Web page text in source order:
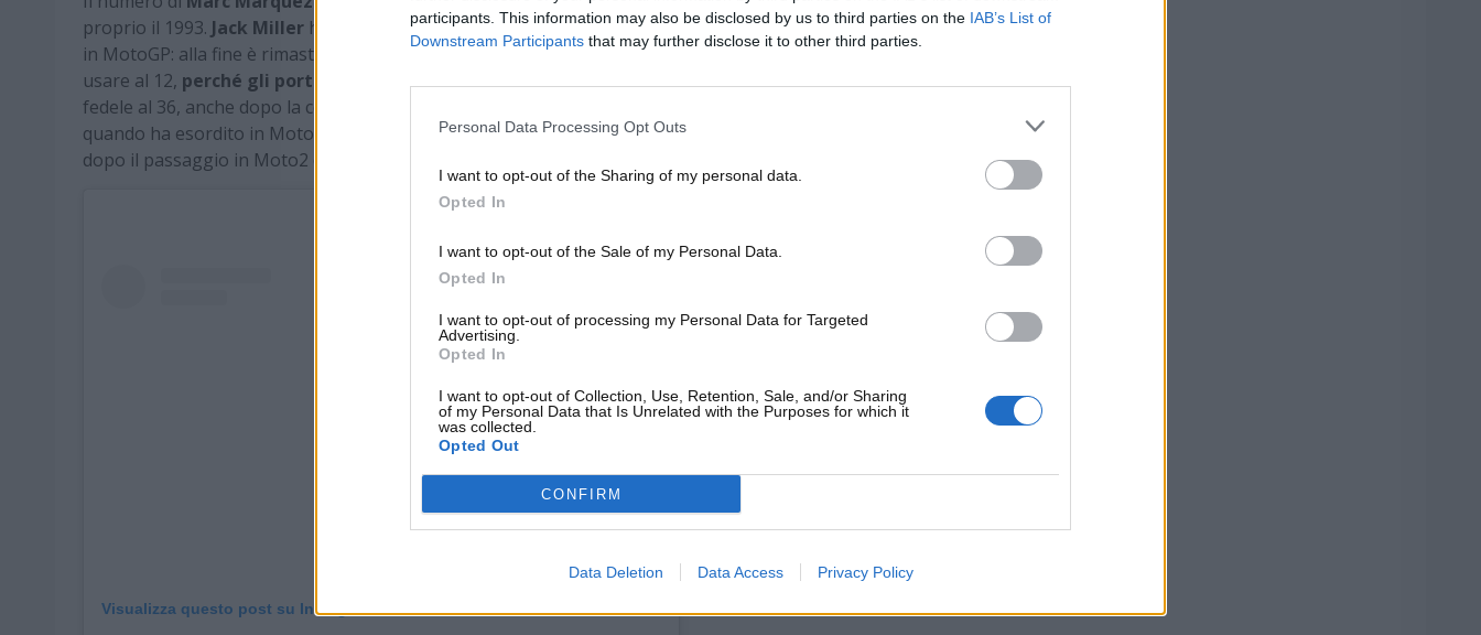
participants. This information may also be disclosed by us to third parties on the IAB’s List of
Downstream Participants that may further disclose it to other third parties.
Personal Data Processing Opt Outs
I want to opt-out of the Sharing of my personal data.
Opted In
I want to opt-out of the Sale of my Personal Data.
Opted In
I want to opt-out of processing my Personal Data for Targeted
Advertising.
Opted In
I want to opt-out of Collection, Use, Retention, Sale, and/or Sharing
of my Personal Data that Is Unrelated with the Purposes for which it
was collected.
Opted Out
CONFIRM
Data Deletion Data Access Privacy Policy
proprio il 1993. Jack Miller ha scelto il 43, invece, perchénon poteva utilizzare l’8nell’anno del suo debutto
in MotoGP: alla fine è rimasto fedele al 43. Rimanendo in casa KTM,Maverick Vinalesnel 2019 ha deciso di
usare al 12, perché gli portava fortunaquando era più piccolo. Arrivando aJoan Mir, è sempre rimasto
fedele al 36, anche dopo la conquista del mondiale nel 2020.
quando ha esordito in Moto2 non ha potuto farlo, così ha invertito le cifre
dopo il passaggio in Moto2 decide di optare per il numero 42 perché il ‘suo’ 21 era occupato.
Visualizza questo post su Instagram